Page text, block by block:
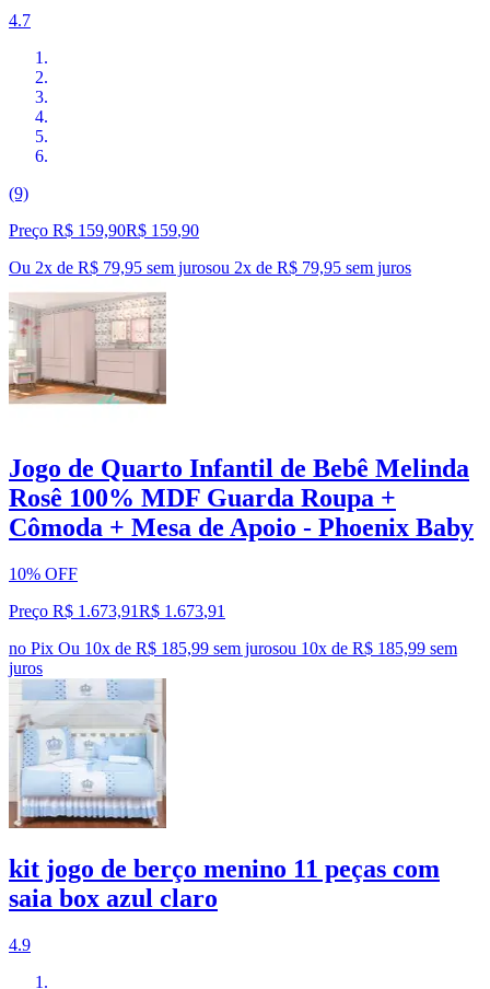
4.7
(9)
Preço R$ 159,90R$ 159,90
Ou 2x de R$ 79,95 sem jurosou 2x de R$ 79,95 sem juros
Jogo de Quarto Infantil de Bebê Melinda
Rosê 100% MDF Guarda Roupa +
Cômoda + Mesa de Apoio - Phoenix Baby
10% OFF
Preço R$ 1.673,91R$ 1.673,91
no Pix Ou 10x de R$ 185,99 sem jurosou 10x de R$ 185,99 sem
juros
kit jogo de berço menino 11 peças com
saia box azul claro
4.9